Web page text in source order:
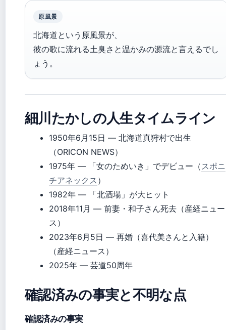
原風景
北海道という原風景が、
彼の歌に流れる土臭さと温かみの源流と言えるでし
ょう。
細川たかしの人生タイムライン
1950年6月15日 — 北海道真狩村で出生
（ORICON NEWS）
1975年 — 「女のためいき」でデビュー（スポニ
チアネックス ）
1982年 — 「北酒場」が大ヒット
2018年11月 — 前妻・和子さん死去（産経ニュー
ス）
2023年6月5日 — 再婚（喜代美さんと入籍）
（産経ニュース）
2025年 — 芸道50周年
確認済みの事実と不明な点
確認済みの事実